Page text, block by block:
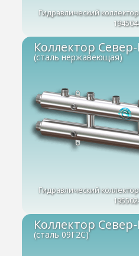
Гидравлический
Коллектор
(сталь нержавеющая)
Гидравлический
Коллектор
(сталь 09Г2С)